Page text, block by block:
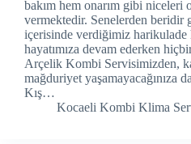
panel
panel
panel
Panel
bakım hem onarım gibi niceleri
vermektedir. Senelerden beridir
içerisinde verdiğimiz harikulade
hayatımıza devam ederken
Arçelik Kombi Servisimizden,
mağduriyet yaşamayacağınıza
Kış…
Kocaeli Kombi Klima